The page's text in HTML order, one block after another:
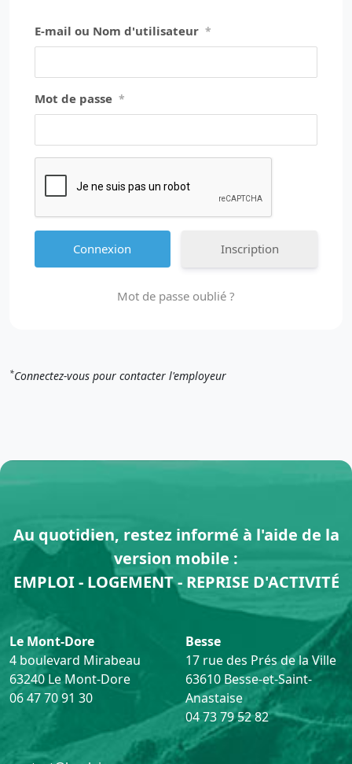
E-mail ou Nom d'utilisateur *
Mot de passe *
Inscription
Mot de passe oublié ?
*Connectez-vous pour contacter l'employeur
Au quotidien, restez informé à l'aide de la
version mobile :
EMPLOI - LOGEMENT - REPRISE D'ACTIVITÉ
Le Mont-Dore
4 boulevard Mirabeau
63240 Le Mont-Dore
06 47 70 91 30
Besse
17 rue des Prés de la Ville
63610 Besse-et-Saint-
Anastaise
04 73 79 52 82